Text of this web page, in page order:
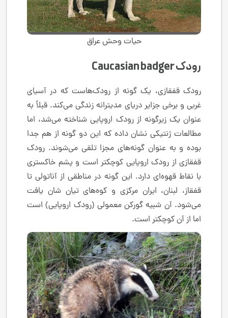
حیات وحش عراق
رودک Caucasian badger
رودک قفقازی، یک گونه از رودک‌هاست که در آسیای
غربی و برخی جزایر دریای مدیترانه زندگی می‌کند. قبلاً به
عنوان یک زیرگونه از رودک اروپایی شناخته می‌شد، اما
مطالعات ژنتیکی نشان داده که این دو گونه از هم جدا
بوده و به عنوان گونه‌های مجزا تلقی می‌شوند. رودک
قفقازی از رودک اروپایی کوچکتر است و پشم خاکستری
با نقاط قهوه‌ای دارد. این گونه در مناطقی از آناتولی تا
قفقاز، لبنان، ایران مرکزی و کوه‌های تیان شان یافت
می‌شود. آن شبیه گورکن معمولی (رودک اروپایی) است
اما از آن کوچکتر است.